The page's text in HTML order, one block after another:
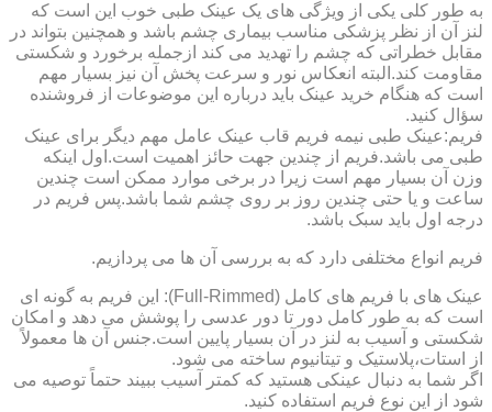
به طور کلی یکی از ویژگی های یک عینک طبی خوب این است که
لنز آن از نظر پزشکی مناسب بیماری چشم باشد و همچنین بتواند در
مقابل خطراتی که چشم را تهدید می کند ازجمله برخورد و شکستی
مقاومت کند.البته انعکاس نور و سرعت پخش آن نیز بسیار مهم
است که هنگام خرید عینک باید درباره این موضوعات از فروشنده
سؤال کنید.
فریم:عینک طبی نیمه فریم قاب عینک عامل مهم دیگر برای عینک
طبی می باشد.فریم از چندین جهت حائز اهمیت است.اول اینکه
وزن آن بسیار مهم است زیرا در برخی موارد ممکن است چندین
ساعت و یا حتی چندین روز بر روی چشم شما باشد.پس فریم در
درجه اول باید سبک باشد.
فریم انواع مختلفی دارد که به بررسی آن ها می پردازیم.
عینک های با فریم های کامل (Full-Rimmed): این فریم به گونه ای
است که به طور کامل دور تا دور عدسی را پوشش می دهد و امکان
شکستی و آسیب به لنز در آن بسیار پایین است.جنس آن ها معمولاً
از استات،پلاستیک و تیتانیوم ساخته می شود.
اگر شما به دنبال عینکی هستید که کمتر آسیب ببیند حتماً توصیه می
شود از این نوع فریم استفاده کنید.